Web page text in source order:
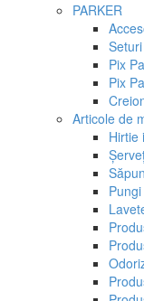
PARKER
Pix
Pix
Articole de
Hirtie